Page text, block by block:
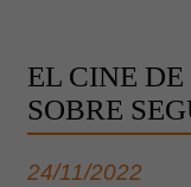
EL CINE
SOBRE
24/11/2022